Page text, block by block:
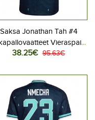
Saksa Jonathan Tah #4
Vieraspaita
kisat 2026 Lyhythihainen
38.25€ 95.63€